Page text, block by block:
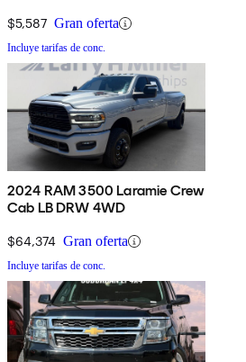
$5,587 Gran oferta
Incluye tarifas de conc.
2024 RAM 3500 Laramie Crew
Cab LB DRW 4WD
$64,374 Gran oferta
Incluye tarifas de conc.